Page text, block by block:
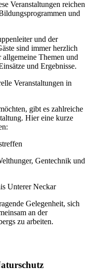
Veranstaltungen reichen
und
und der
sind immer herzlich
Themen und
und Ergebnisse.
Veranstaltungen in
gibt es zahlreiche
Hier eine kurze
Gentechnik und
Unterer Neckar
Gelegenheit, sich
an der
zu arbeiten.